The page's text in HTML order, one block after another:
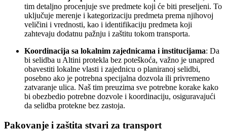
tim detaljno procenjuje sve predmete koji će biti preseljeni. To
uključuje merenje i kategorizaciju predmeta prema njihovoj
veličini i vrednosti, kao i identifikaciju predmeta koji
zahtevaju dodatnu pažnju i zaštitu tokom transporta.
Koordinacija sa lokalnim zajednicama i institucijama: Da
bi selidba u Altini protekla bez poteškoća, važno je unapred
obavestiti lokalne vlasti i zajednicu o planiranoj selidbi,
posebno ako je potrebna specijalna dozvola ili privremeno
zatvaranje ulica. Naš tim preuzima sve potrebne korake kako
bi obezbedio potrebne dozvole i koordinaciju, osiguravajući
da selidba protekne bez zastoja.
Pakovanje i zaštita stvari za transport